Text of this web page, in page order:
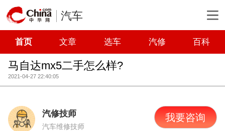
汽车
首页 文章 选车 汽修 百科
马自达mx5二手怎么样?
2021-04-27 22:40:05
汽修技师
汽车维修技师
我要咨询